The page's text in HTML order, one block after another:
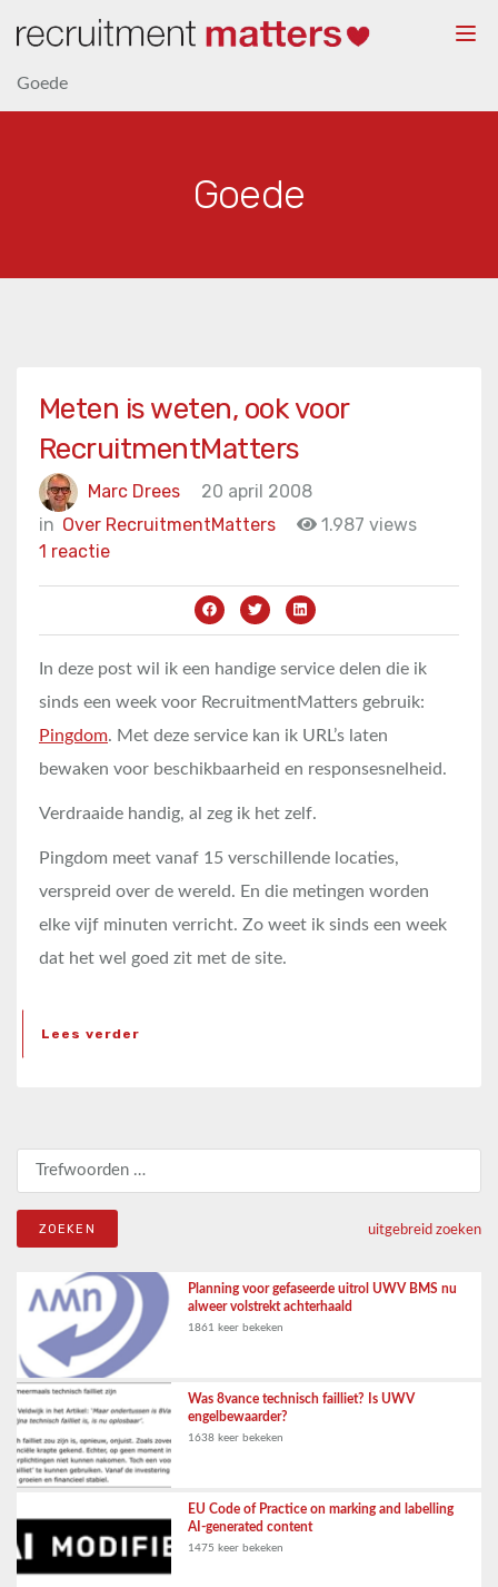
Goede
Goede
Meten is weten, ook voor
RecruitmentMatters
Marc Drees
20 april 2008
in Over RecruitmentMatters
1.987 views
1 reactie
In deze post wil ik een handige service delen die ik
sinds een week voor RecruitmentMatters gebruik:
Pingdom. Met deze service kan ik URL’s laten
bewaken voor beschikbaarheid en responsesnelheid.
Verdraaide handig, al zeg ik het zelf.
Pingdom meet vanaf 15 verschillende locaties,
verspreid over de wereld. En die metingen worden
elke vijf minuten verricht. Zo weet ik sinds een week
dat het wel goed zit met de site.
Lees verder
Zoeken naar:
uitgebreid zoeken
Planning voor gefaseerde uitrol UWV BMS nu
alweer volstrekt achterhaald
1861 keer bekeken
Was 8vance technisch failliet? Is UWV
engelbewaarder?
1638 keer bekeken
EU Code of Practice on marking and labelling
AI-generated content
1475 keer bekeken